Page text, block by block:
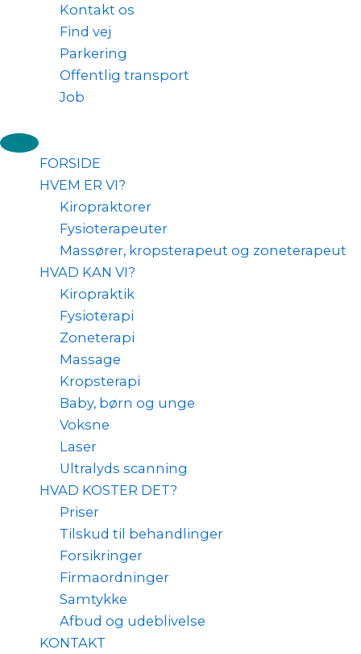
Kontakt os
Find vej
Parkering
Offentlig transport
Job
FORSIDE
HVEM ER VI?
Kiropraktorer
Fysioterapeuter
Massører, kropsterapeut og zoneterapeut
HVAD KAN VI?
Kiropraktik
Fysioterapi
Zoneterapi
Massage
Kropsterapi
Baby, børn og unge
Voksne
Laser
Ultralyds scanning
HVAD KOSTER DET?
Priser
Tilskud til behandlinger
Forsikringer
Firmaordninger
Samtykke
Afbud og udeblivelse
KONTAKT